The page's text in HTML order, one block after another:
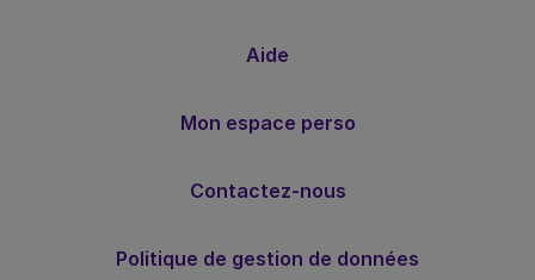
Aide
Mon espace perso
Contactez-nous
Politique de gestion de données